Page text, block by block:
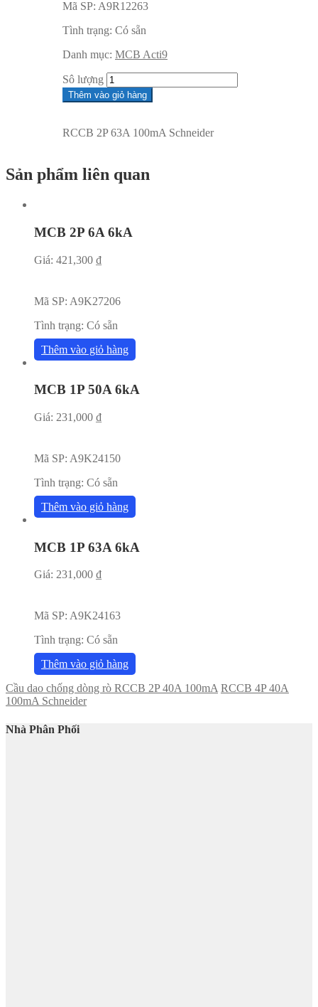
Mã SP: A9R12263
Tình trạng: Có sẵn
Danh mục: MCB Acti9
Sô lượng
Thêm vào giỏ hàng
RCCB 2P 63A 100mA Schneider
Sản phẩm liên quan
MCB 2P 6A 6kA
Giá: 421,300 ₫
Mã SP: A9K27206
Tình trạng: Có sẵn
Thêm vào giỏ hàng
MCB 1P 50A 6kA
Giá: 231,000 ₫
Mã SP: A9K24150
Tình trạng: Có sẵn
Thêm vào giỏ hàng
MCB 1P 63A 6kA
Giá: 231,000 ₫
Mã SP: A9K24163
Tình trạng: Có sẵn
Thêm vào giỏ hàng
Cầu dao chống dòng rò RCCB 2P 40A 100mA RCCB 4P 40A
100mA Schneider
Nhà Phân Phối